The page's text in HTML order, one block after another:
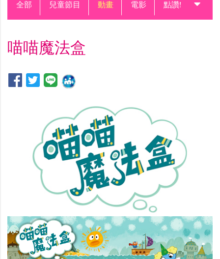
全部 兒童節目 動畫 電影 點讚!升級中
喵喵魔法盒